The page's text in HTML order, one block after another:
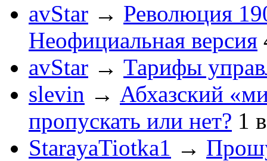
avStar → Революция
Неофициальная версия
avStar → Тарифы
slevin → Абхазский
пропускать или нет? 1
StarayaTiotka1 →